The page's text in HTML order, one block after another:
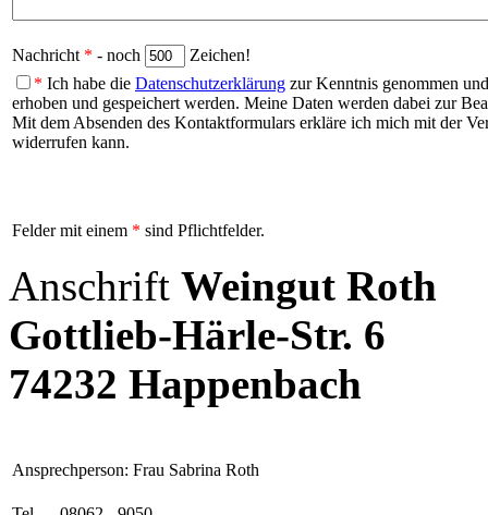
Nachricht * - noch
Zeichen!
* Ich habe die Datenschutzerklärung zur Kenntnis genommen
erhoben und gespeichert werden. Meine Daten werden dabei zur
Mit dem Absenden des Kontaktformulars erkläre ich mich mit der
widerrufen kann.
Felder mit einem * sind Pflichtfelder.
Anschrift Weingut Roth
Gottlieb-Härle-Str. 6
74232 Happenbach
Ansprechperson: Frau Sabrina Roth